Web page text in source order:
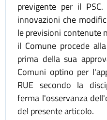
previgente per il
innovazioni che
le previsioni contenute
il Comune procede
prima della sua
Comuni optino per
RUE secondo la
ferma l'osservanza
del presente articolo.